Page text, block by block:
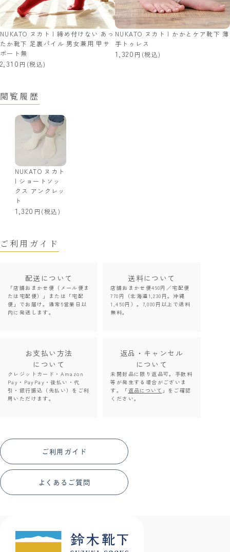
NUKATO ヌカト | 締め付けない あっ
たか靴下 足裏パイル 男女兼用 甲サ
ポート無
2,310 (税込)
NUKATO ヌカト | かかとケア靴下 薄
手トゥレス
1,320 (税込)
閲覧履歴
NUKATO ヌカト
| ショートソッ
クス アンクレッ
ト
1,320 (税込)
ご利用ガイド
配送について
「店舗おまかせ便（メール便ま
たは宅配便）」または「宅配
便」でお届け。通常5営業日以
内に発送します。
送料について
店舗おまかせ便490円／宅配便
770円（北海道1,230円。沖縄
1,450円）。7,000円以上で送料
無料。
お支払い方法
について
クレジットカード・Amazon
Pay・PayPay・後払い・代
引・銀行振込（先払い）をご利
用いただけます。
返品・キャンセル
について
未開封品に限り返品可。手数料
等が発生する場合がございま
す。「返品について 」をご確認
ください。
ご利用ガイド
よくあるご質問